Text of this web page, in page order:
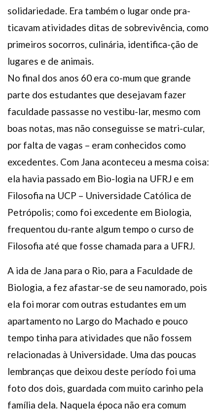
solidariedade. Era também o lugar onde pra-
ticavam atividades ditas de sobrevivência, como
primeiros socorros, culinária, identifica-ção de
lugares e de animais.
No final dos anos 60 era co-mum que grande
parte dos estudantes que desejavam fazer
faculdade passasse no vestibu-lar, mesmo com
boas notas, mas não conseguisse se matri-cular,
por falta de vagas – eram conhecidos como
excedentes. Com Jana aconteceu a mesma coisa:
ela havia passado em Bio-logia na UFRJ e em
Filosofia na UCP – Universidade Católica de
Petrópolis; como foi excedente em Biologia,
frequentou du-rante algum tempo o curso de
Filosofia até que fosse chamada para a UFRJ.
A ida de Jana para o Rio, para a Faculdade de
Biologia, a fez afastar-se de seu namorado, pois
ela foi morar com outras estudantes em um
apartamento no Largo do Machado e pouco
tempo tinha para atividades que não fossem
relacionadas à Universidade. Uma das poucas
lembranças que deixou deste período foi uma
foto dos dois, guardada com muito carinho pela
família dela. Naquela época não era comum